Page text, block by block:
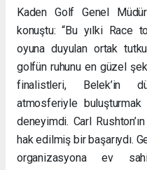
Kaden Golf Genel
konuştu: “Bu yılki Race
oyuna duyulan ortak
golfün ruhunu en güzel
finalistleri, Belek’in
atmosferiyle
deneyimdi. Carl
hak edilmiş bir başarıydı.
organizasyona ev